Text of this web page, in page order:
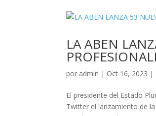
LA ABEN
por admin | Oct 16, 2023 |
El presidente del Estado
Twitter el lanzamiento de